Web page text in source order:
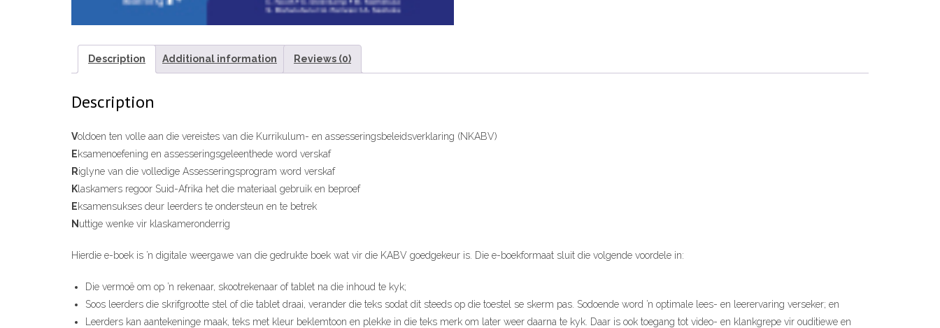
Description Additional information Reviews (0)
Description
Voldoen ten volle aan die vereistes van die Kurrikulum- en assesseringsbeleidsverklaring (NKABV)
Eksamenoefening en assesseringsgeleenthede word verskaf
Riglyne van die volledige Assesseringsprogram word verskaf
K laskamers regoor Suid-Afrika het die materiaal gebruik en beproef
Eksamensukses deur leerders te ondersteun en te betrek
N uttige wenke vir klaskameronderrig
Hierdie e-boek is ’n digitale weergawe van die gedrukte boek wat vir die KABV goedgekeur is. Die e-boekformaat sluit die volgende voordele in:
Die vermoë om op ’n rekenaar, skootrekenaar of tablet na die inhoud te kyk;
Soos leerders die skrifgrootte stel of die tablet draai, verander die teks sodat dit steeds op die toestel se skerm pas. Sodoende word ’n optimale lees- en leerervaring verseker; en
Leerders kan aantekeninge maak, teks met kleur beklemtoon en plekke in die teks merk om later weer daarna te kyk. Daar is ook toegang tot video- en klankgrepe vir ouditiewe en